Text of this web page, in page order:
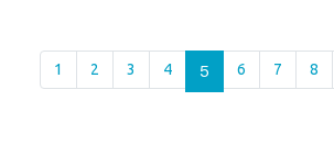
1 2 3 4 5 6 7 8